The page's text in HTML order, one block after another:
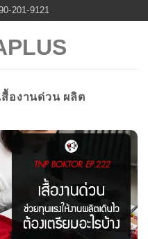
201-9121
สื้องานด่วน ผลิต